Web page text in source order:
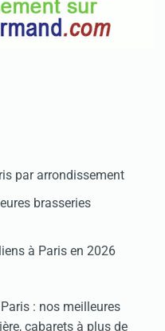
par arrondissement
brasseries
à Paris en 2026
: nos meilleures
cabarets à plus de